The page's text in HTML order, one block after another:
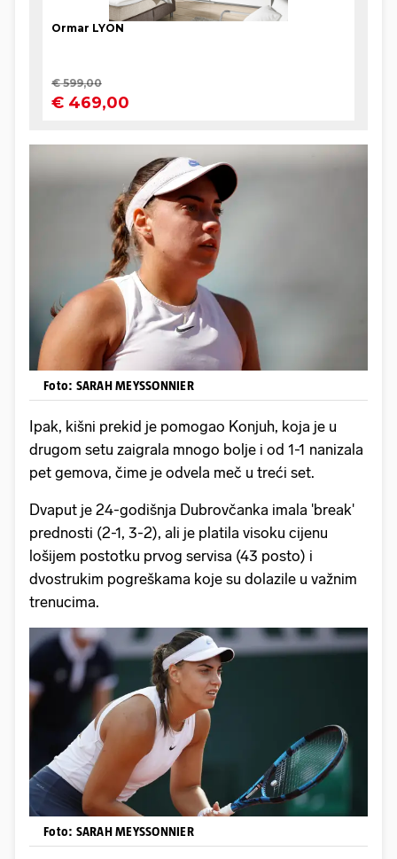
Foto: SARAH MEYSSONNIER
Ipak, kišni prekid je pomogao Konjuh, koja je u
drugom setu zaigrala mnogo bolje i od 1-1 nanizala
pet gemova, čime je odvela meč u treći set.
Dvaput je 24-godišnja Dubrovčanka imala 'break'
prednosti (2-1, 3-2), ali je platila visoku cijenu
lošijem postotku prvog servisa (43 posto) i
dvostrukim pogreškama koje su dolazile u važnim
trenucima.
Foto: SARAH MEYSSONNIER